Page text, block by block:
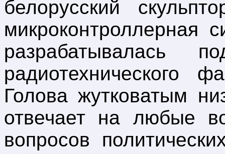
белорусский
микроконтроллерная
разрабатывалась
радиотехнического
Голова жутковатым
отвечает на любые
вопросов